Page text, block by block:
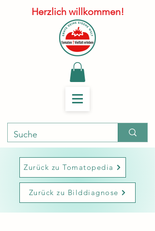
Herzlich willkommen!
Zurück zu Tomatopedia
Zurück zu Bilddiagnose